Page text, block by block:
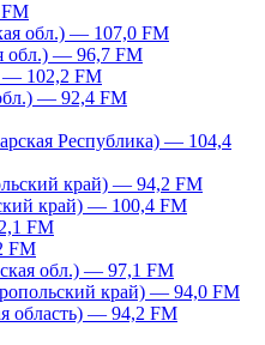
обл.) — 107,0 FM
обл.) — 96,7 FM
— 102,2 FM
— 92,4 FM
Республика) — 104,4
край) — 94,2 FM
край) — 100,4 FM
FM
FM
обл.) — 97,1 FM
край) — 94,0 FM
область) — 94,2 FM